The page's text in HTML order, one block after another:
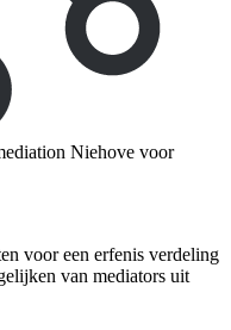
Niehove voor
voor een erfenis verdeling
van mediators uit